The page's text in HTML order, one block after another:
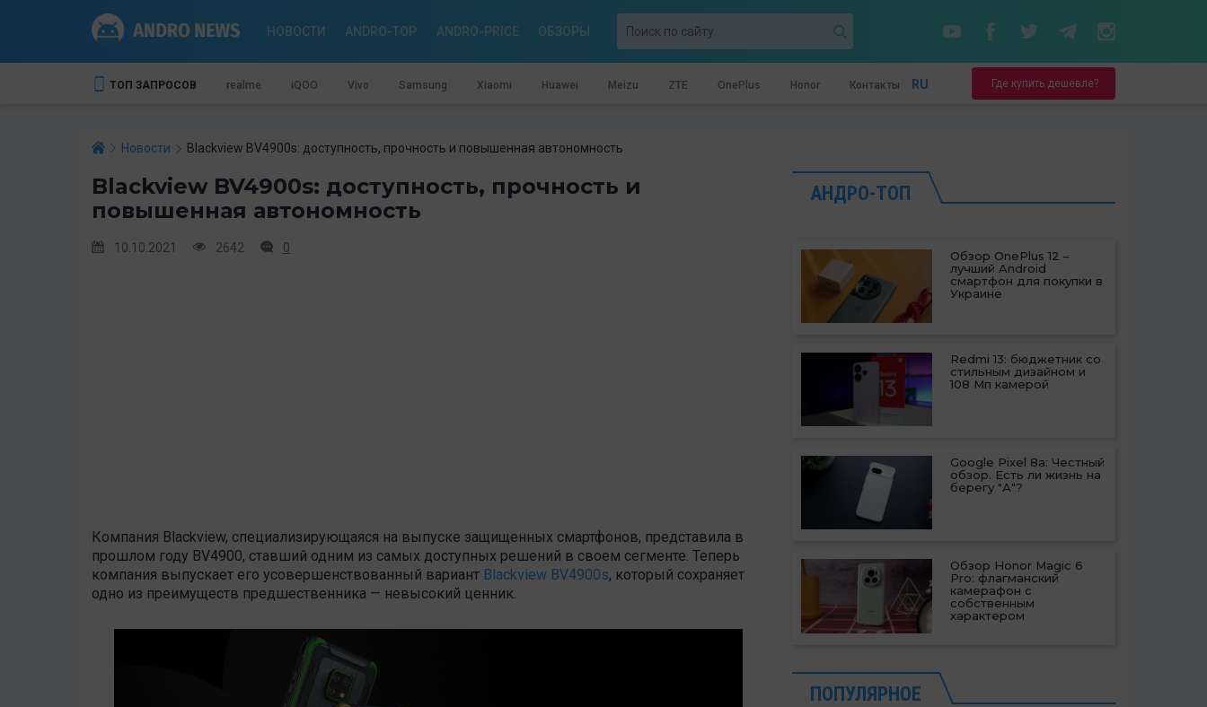
НОВОСТИ ANDRO-TOP ANDRO-PRICE ОБЗОРЫ
ТОП ЗАПРОСОВ realme iQOO Vivo Samsung Xiaomi Huawei Meizu ZTE OnePlus Honor Контакты RU Где купить дешевле?
Новости Blackview BV4900s: доступность, прочность и повышенная автономность
Blackview BV4900s: доступность, прочность и
повышенная автономность
10.10.2021 2642 0
Компания Blackview, специализирующаяся на выпуске защищенных смартфонов, представила в
прошлом году BV4900, ставший одним из самых доступных решений в своем сегменте. Теперь
компания выпускает его усовершенствованный вариант Blackview BV4900s, который сохраняет
одно из преимуществ предшественника — невысокий ценник.
АНДРО-ТОП
Обзор OnePlus 12 –
лучший Android
смартфон для покупки в
Украине
Redmi 13: бюджетник со
стильным дизайном и
108 Мп камерой
Google Pixel 8a: Честный
обзор. Есть ли жизнь на
берегу "А"?
Обзор Honor Magic 6
Pro: флагманский
камерафон с
собственным
характером
ПОПУЛЯРНОЕ